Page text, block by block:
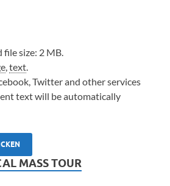
file size: 2 MB.
,text.
Twitter and other services
text will be automatically
MASS TOUR